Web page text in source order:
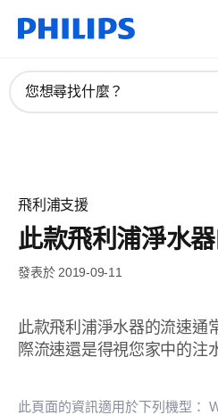
您想尋找什麼？
飛利浦支援
此款飛利浦淨水
發表於 2019-09-11
此款飛利浦淨水器的流速通
際流速還是得視您家中的注
此頁面的資訊適用於下列機型：